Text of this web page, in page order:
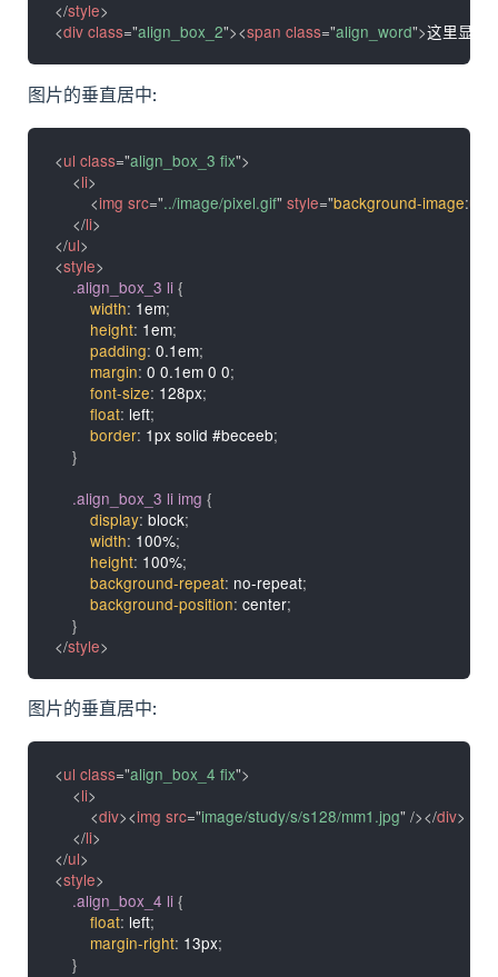
</style>
<div class="align_box_2"><span class="align_word">这里显示
图片的垂直居中:
<ul class="align_box_3 fix">
<li>
<img src="../image/pixel.gif" style="background-image:url
</li>
</ul>
<style>
.align_box_3 li {
width: 1em;
height: 1em;
padding: 0.1em;
margin: 0 0.1em 0 0;
font-size: 128px;
float: left;
border: 1px solid #beceeb;
}
.align_box_3 li img {
display: block;
width: 100%;
height: 100%;
background-repeat: no-repeat;
background-position: center;
}
</style>
图片的垂直居中:
<ul class="align_box_4 fix">
<li>
<div><img src="image/study/s/s128/mm1.jpg" /></div>
</li>
</ul>
<style>
.align_box_4 li {
float: left;
margin-right: 13px;
}